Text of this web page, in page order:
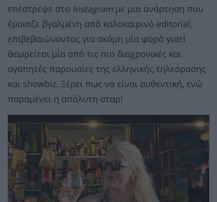
επέστρεψε στο Instagram με μια ανάρτηση που
έμοιαζε βγαλμένη από καλοκαιρινό editorial,
επιβεβαιώνοντας για ακόμη μία φορά γιατί
θεωρείται μία από τις πιο διαχρονικές και
αγαπητές παρουσίες της ελληνικής τηλεόρασης
και showbiz. Ξέρει πως να είναι αυθεντική, ενώ
παραμένει η απόλυτη σταρ!